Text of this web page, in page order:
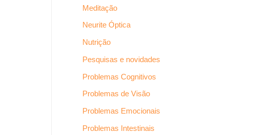
Meditação
Neurite Óptica
Nutrição
Pesquisas e novidades
Problemas Cognitivos
Problemas de Visão
Problemas Emocionais
Problemas Intestinais